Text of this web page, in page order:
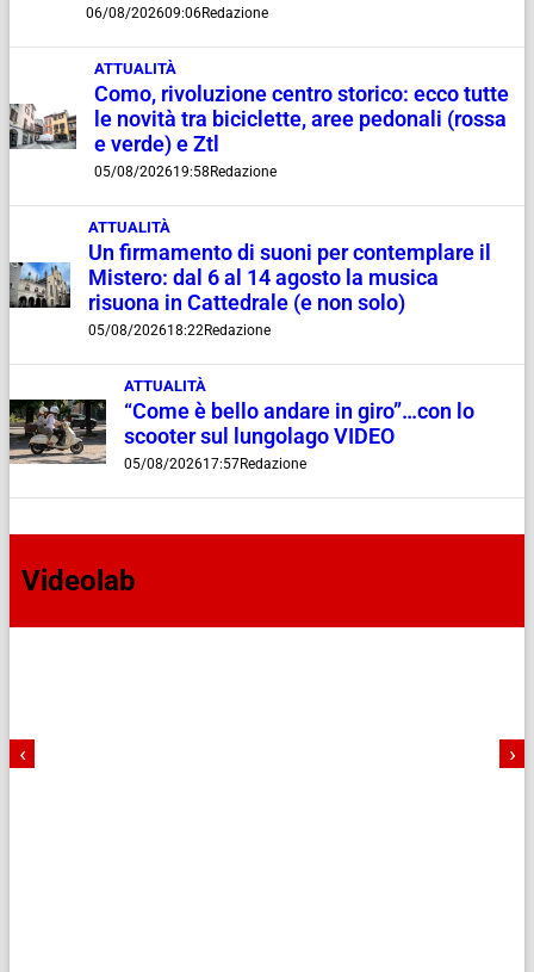
06/08/202609:06Redazione
ATTUALITÀ
Como, rivoluzione centro storico: ecco tutte
le novità tra biciclette, aree pedonali (rossa
e verde) e Ztl
05/08/202619:58 Redazione
ATTUALITÀ
Un firmamento di suoni per contemplare il
Mistero: dal 6 al 14 agosto la musica
risuona in Cattedrale (e non solo)
05/08/202618:22Redazione
ATTUALITÀ
“Come è bello andare in giro”…con lo
scooter sul lungolago VIDEO
05/08/202617:57Redazione
Videolab
‹ ›